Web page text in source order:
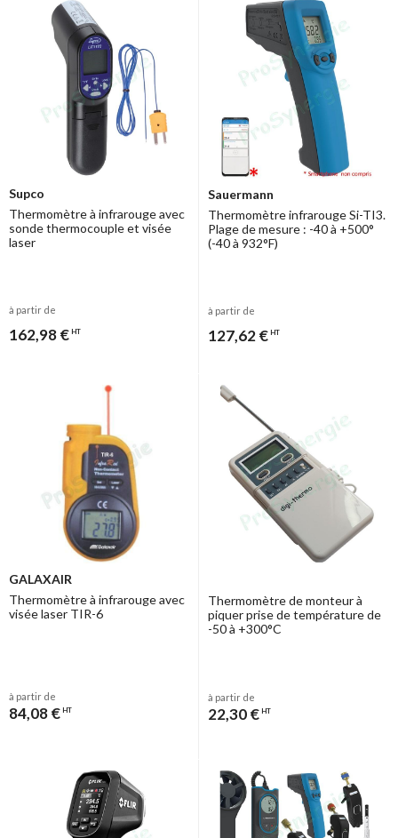
Supco
Thermomètre à infrarouge avec
sonde thermocouple et visée
laser
à partir de
162,98 € HT
Sauermann
Thermomètre infrarouge Si-TI3.
Plage de mesure : -40 à +500°
(-40 à 932°F)
à partir de
127,62 € HT
GALAXAIR
Thermomètre à infrarouge avec
visée laser TIR-6
à partir de
84,08 € HT
Thermomètre de monteur à
piquer prise de température de
-50 à +300°C
à partir de
22,30 € HT